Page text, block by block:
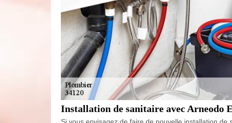
Installation de sanitaire avec Arneodo
Si vous envisagez de faire de nouvelle installation